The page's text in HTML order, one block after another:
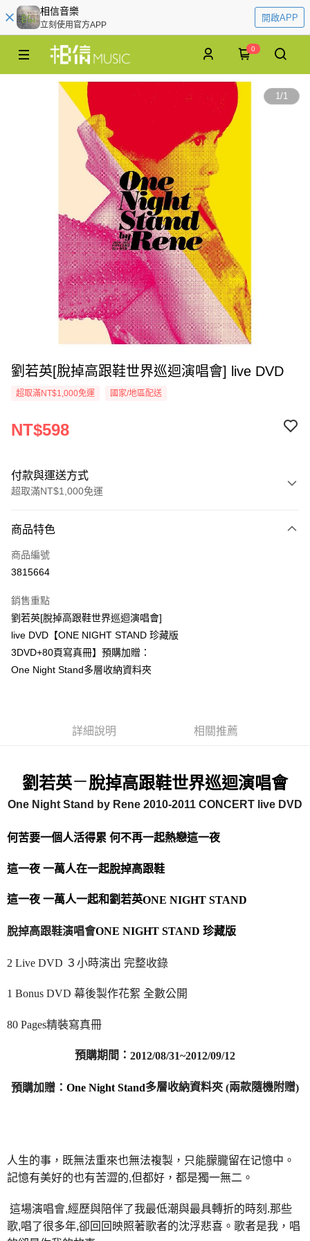
相信音樂
立刻使用官方APP
開啟APP
0
1/1
劉若英[脫掉高跟鞋世界巡迴演唱會] live DVD
超取滿NT$1,000免運 國家/地區配送
NT$598
付款與運送方式
超取滿NT$1,000免運
信用卡一次付款
超商取貨付款
Apple Pay
悠遊付
Google Pay
全家取貨付款
每筆NT$65，滿NT$1,000(含以上)免運費
每筆NT$65，滿NT$1,000(含以上)免運費
7-11取貨付款
付款後7-11取貨
每筆NT$65，滿NT$1,000(含以上)免運費
每筆NT$85，滿NT$1,000(含以上)免運費
海外地區配送
商品特色
商品編號
3815664
銷售重點
劉若英[脫掉高跟鞋世界巡迴演唱會]
live DVD【ONE NIGHT STAND 珍藏版
3DVD+80頁寫真冊】預購加贈：
One Night Stand多層收納資料夾
詳細說明 相關推薦
劉若英－脫掉高跟鞋世界巡迴演唱會
One Night Stand by Rene 2010-2011 CONCERT live DVD
何苦要一個人活得累 何不再一起熱戀這一夜
這一夜 一萬人在一起脫掉高跟鞋
這一夜 一萬人一起和劉若英ONE NIGHT STAND
脫掉高跟鞋演唱會ONE NIGHT STAND 珍藏版
2 Live DVD ３小時演出 完整收錄
1 Bonus DVD 幕後製作花絮 全數公開
80 Pages精裝寫真冊
預購期間： 2012/08/31~2012/09/12
預購加贈： One Night Stand多層收納資料夾 (兩款隨機附贈)
人生的事，既無法重來也無法複製，只能朦朧留在记憶中。
記憶有美好的也有苦澀的,但都好，都是獨一無二。
這場演唱會,經歷與陪伴了我最低潮與最具轉折的時刻 .那些
歌,唱了很多年,卻回回映照著歌者的沈浮悲喜。歌者是我，唱